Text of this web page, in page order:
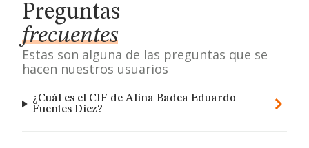
Preguntas
frecuentes
Estas son alguna de las preguntas que se
hacen nuestros usuarios
¿Cuál es el CIF de Alina Badea Eduardo
Fuentes Diez?